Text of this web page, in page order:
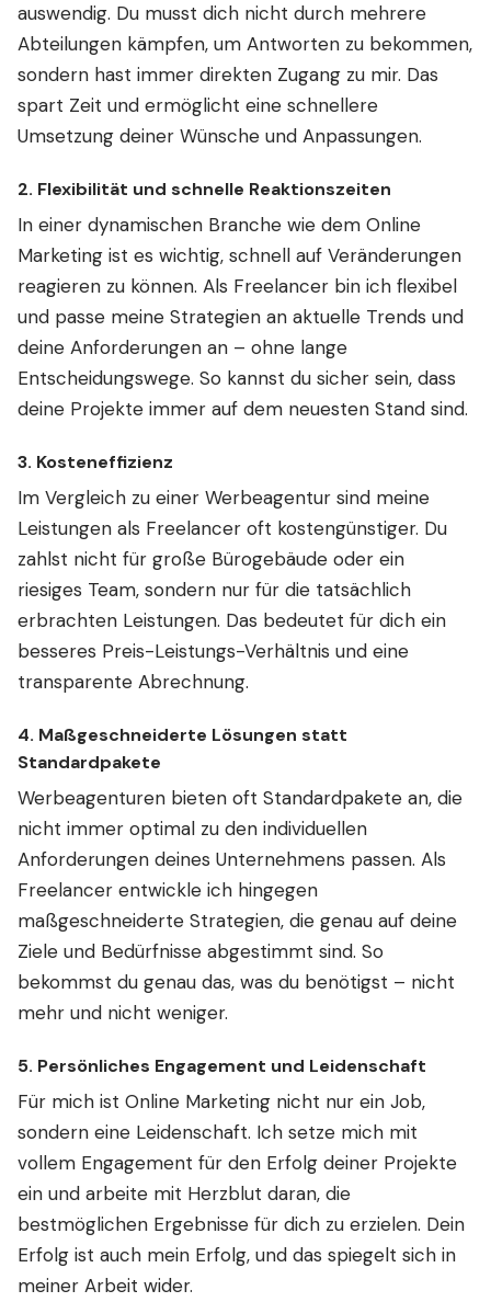
auswendig. Du musst dich nicht durch mehrere
Abteilungen kämpfen, um Antworten zu bekommen,
sondern hast immer direkten Zugang zu mir. Das
spart Zeit und ermöglicht eine schnellere
Umsetzung deiner Wünsche und Anpassungen.
2. Flexibilität und schnelle Reaktionszeiten
In einer dynamischen Branche wie dem Online
Marketing ist es wichtig, schnell auf Veränderungen
reagieren zu können. Als Freelancer bin ich flexibel
und passe meine Strategien an aktuelle Trends und
deine Anforderungen an – ohne lange
Entscheidungswege. So kannst du sicher sein, dass
deine Projekte immer auf dem neuesten Stand sind.
3. Kosteneffizienz
Im Vergleich zu einer Werbeagentur sind meine
Leistungen als Freelancer oft kostengünstiger. Du
zahlst nicht für große Bürogebäude oder ein
riesiges Team, sondern nur für die tatsächlich
erbrachten Leistungen. Das bedeutet für dich ein
besseres Preis-Leistungs-Verhältnis und eine
transparente Abrechnung.
4. Maßgeschneiderte Lösungen statt
Standardpakete
Werbeagenturen bieten oft Standardpakete an, die
nicht immer optimal zu den individuellen
Anforderungen deines Unternehmens passen. Als
Freelancer entwickle ich hingegen
maßgeschneiderte Strategien, die genau auf deine
Ziele und Bedürfnisse abgestimmt sind. So
bekommst du genau das, was du benötigst – nicht
mehr und nicht weniger.
5. Persönliches Engagement und Leidenschaft
Für mich ist Online Marketing nicht nur ein Job,
sondern eine Leidenschaft. Ich setze mich mit
vollem Engagement für den Erfolg deiner Projekte
ein und arbeite mit Herzblut daran, die
bestmöglichen Ergebnisse für dich zu erzielen. Dein
Erfolg ist auch mein Erfolg, und das spiegelt sich in
meiner Arbeit wider.